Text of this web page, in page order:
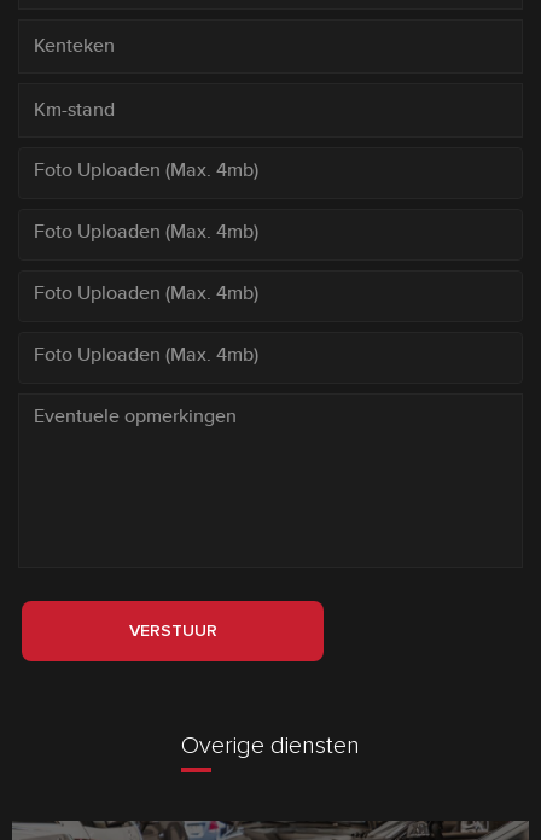
Foto Uploaden (Max. 4mb)
Foto Uploaden (Max. 4mb)
Foto Uploaden (Max. 4mb)
Foto Uploaden (Max. 4mb)
VERSTUUR
Overige diensten